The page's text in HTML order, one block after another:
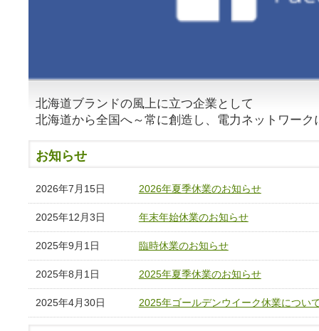
北海道ブランドの風上に立つ企業として
北海道から全国へ～常に創造し、電力ネットワーク
お知らせ
2026年7月15日 2026年夏季休業のお知らせ
2025年12月3日 年末年始休業のお知らせ
2025年9月1日 臨時休業のお知らせ
2025年8月1日 2025年夏季休業のお知らせ
2025年4月30日 2025年ゴールデンウイーク休業につい